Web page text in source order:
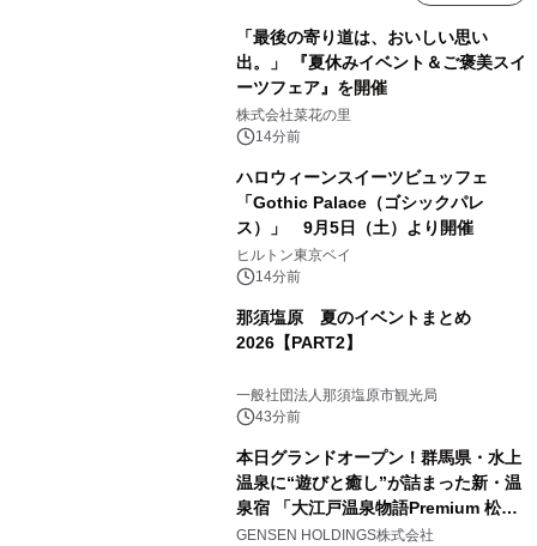
「最後の寄り道は、おいしい思い
出。」 『夏休みイベント＆ご褒美スイ
ーツフェア』を開催
株式会社菜花の里
14分前
ハロウィーンスイーツビュッフェ
「Gothic Palace（ゴシックパレ
ス）」 9月5日（土）より開催
ヒルトン東京ベイ
14分前
那須塩原 夏のイベントまとめ
2026【PART2】
一般社団法人那須塩原市観光局
43分前
本日グランドオープン！群馬県・水上
温泉に“遊びと癒し”が詰まった新・温
泉宿 「大江戸温泉物語Premium 松乃
井」が誕生
GENSEN HOLDINGS株式会社